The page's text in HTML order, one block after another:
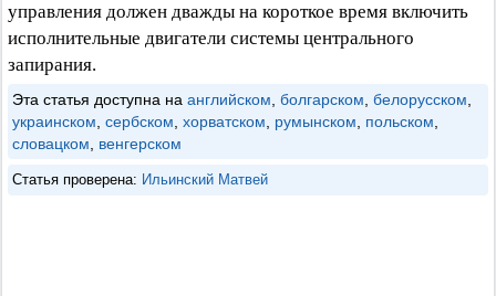
управления должен дважды на короткое время включить
исполнительные двигатели системы центрального
запирания.
Эта статья доступна на английском болгарском белорусском
украинском сербском хорватском румынском польском
словацком
венгерском
Статья проверена: Ильинский Матвей